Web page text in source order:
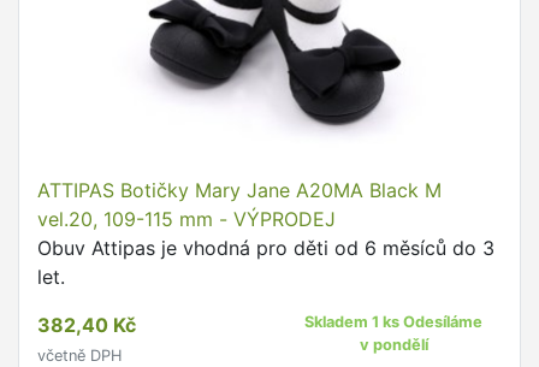
ATTIPAS Botičky Mary Jane A20MA Black M
vel.20, 109-115 mm - VÝPRODEJ
Obuv Attipas je vhodná pro děti od 6 měsíců do 3
let.
382,40 Kč
včetně DPH
Skladem 1 ks Odesíláme
v pondělí